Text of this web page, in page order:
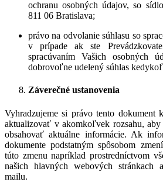
ochranu osobných údajov, so
811 06 Bratislava;
právo na odvolanie súhlasu so
v prípade ak ste
spracúvaním Vašich osobných
dobrovoľne udelený súhlas
Záverečné ustanovenia
Vyhradzujeme si právo tento dokument
aktualizovať v akomkoľvek rozsahu, aby
obsahovať aktuálne informácie. Ak
dokumente podstatným spôsobom
túto zmenu napríklad prostredníctvom
našich hlavných webových stránkach
mailu.